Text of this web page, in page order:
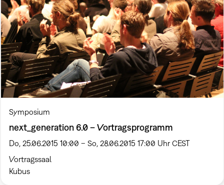
Symposium
next_generation 6.0 – Vortragsprogramm
Do, 25.06.2015 10:00 – So, 28.06.2015 17:00 Uhr CEST
Vortragssaal
Kubus